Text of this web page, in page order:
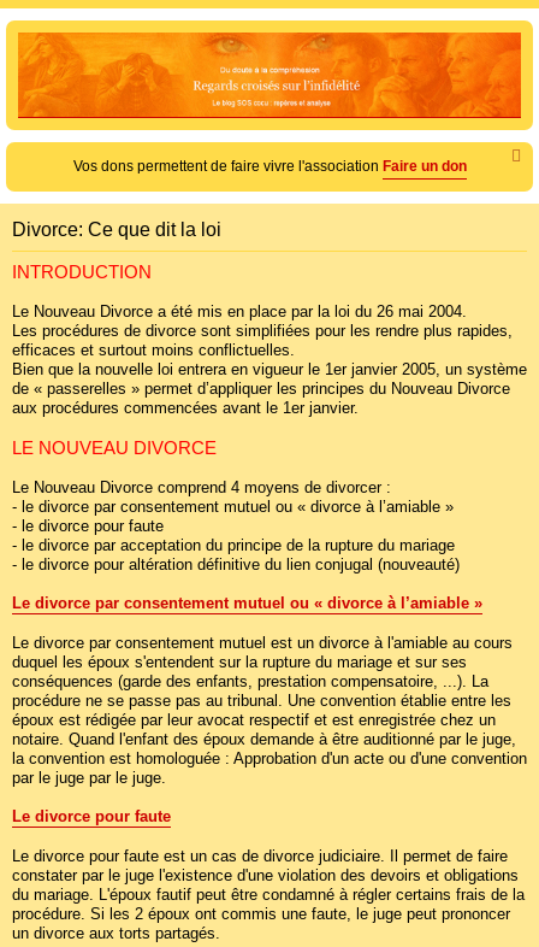
c
e
r
e
Vos dons permettent de faire vivre l'association Faire un don
Divorce: Ce que dit la loi
INTRODUCTION
Le Nouveau Divorce a été mis en place par la loi du 26 mai 2004.
Les procédures de divorce sont simplifiées pour les rendre plus rapides,
efficaces et surtout moins conflictuelles.
Bien que la nouvelle loi entrera en vigueur le 1er janvier 2005, un système
de « passerelles » permet d’appliquer les principes du Nouveau Divorce
aux procédures commencées avant le 1er janvier.
LE NOUVEAU DIVORCE
Le Nouveau Divorce comprend 4 moyens de divorcer :
- le divorce par consentement mutuel ou « divorce à l’amiable »
- le divorce pour faute
- le divorce par acceptation du principe de la rupture du mariage
- le divorce pour altération définitive du lien conjugal (nouveauté)
Le divorce par consentement mutuel ou « divorce à l’amiable »
Le divorce par consentement mutuel est un divorce à l'amiable au cours
duquel les époux s'entendent sur la rupture du mariage et sur ses
conséquences (garde des enfants, prestation compensatoire, ...). La
procédure ne se passe pas au tribunal. Une convention établie entre les
époux est rédigée par leur avocat respectif et est enregistrée chez un
notaire. Quand l'enfant des époux demande à être auditionné par le juge,
la convention est homologuée : Approbation d'un acte ou d'une convention
par le juge par le juge.
Le divorce pour faute
Le divorce pour faute est un cas de divorce judiciaire. Il permet de faire
constater par le juge l'existence d'une violation des devoirs et obligations
du mariage. L'époux fautif peut être condamné à régler certains frais de la
procédure. Si les 2 époux ont commis une faute, le juge peut prononcer
un divorce aux torts partagés.